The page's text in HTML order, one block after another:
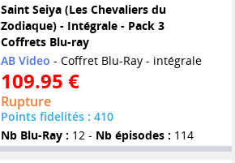
Saint Seiya (Les Chevaliers du
Zodiaque) - Intégrale - Pack 3
Coffrets Blu-ray
AB Video - Coffret Blu-Ray - intégrale
109.95 €
Rupture
Points fidelités : 410
Nb Blu-Ray : 12 - Nb épisodes : 114